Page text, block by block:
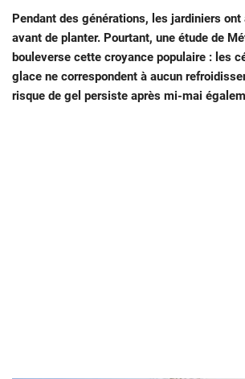
Pendant des générations, les jardiniers
avant de planter. Pourtant, une étude de
bouleverse cette croyance populaire : les
glace ne correspondent à aucun
risque de gel persiste après mi-mai